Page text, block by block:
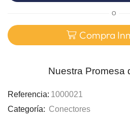
O
Compra
Nuestra Promesa
Referencia: 1000021
Categoría: Conectores